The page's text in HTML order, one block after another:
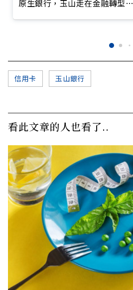
原生銀行，玉山走在金融轉型最
信用卡 玉山銀行
看此文章的人也看了..